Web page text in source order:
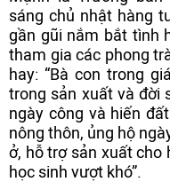
sáng chủ nhật hàng
gần gũi nắm bắt tình
tham gia các phong
hay: “Bà con trong
trong sản xuất và đời
ngày công và hiến
nông thôn, ủng hộ
ở, hỗ trợ sản xuất cho
học sinh vượt khó”.